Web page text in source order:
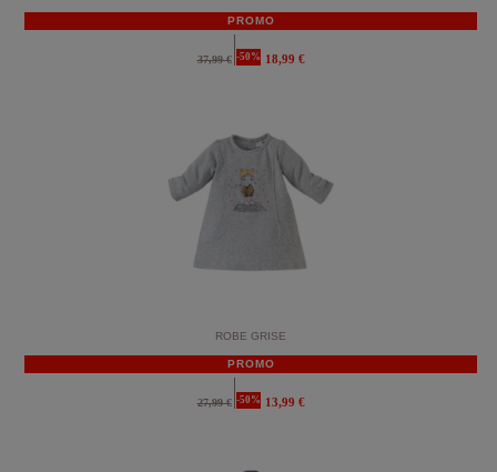
PROMO
37,99 € -50% 18,99 €
ROBE GRISE
PROMO
27,99 € -50% 13,99 €